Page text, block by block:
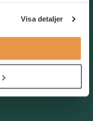
Visa detaljer